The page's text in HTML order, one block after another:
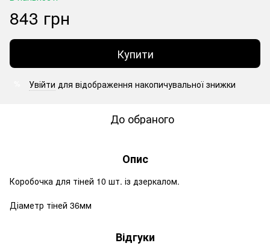
843 грн
Купити
Увійти для відображення накопичувальної знижки
До обраного
Опис
Коробочка для тіней 10 шт. із дзеркалом.
Діаметр тіней 36мм
Відгуки